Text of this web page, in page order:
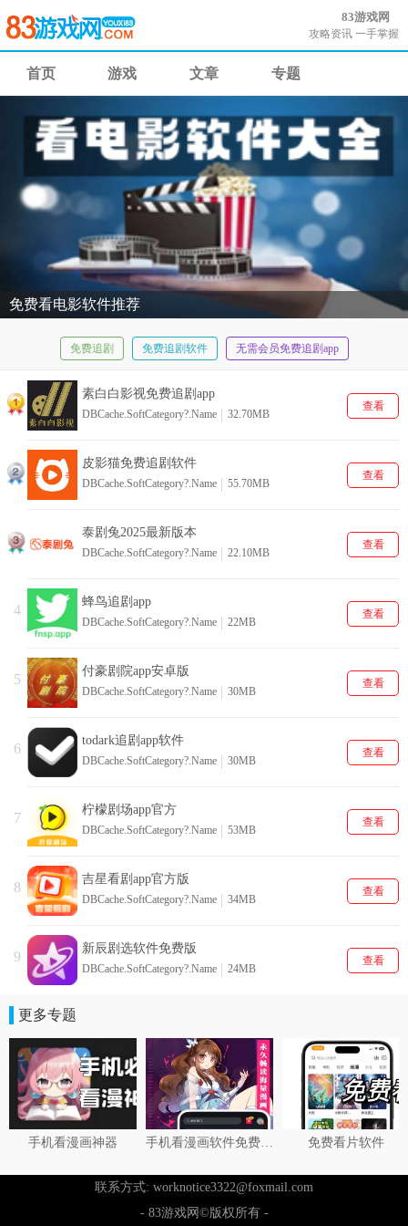
83游戏网
攻略资讯 一手掌握
首页 游戏 文章 专题
免费看电影软件推荐
免费追剧 免费追剧软件 无需会员免费追剧app
素白白影视免费追剧app
DBCache.SoftCategory?.Name 32.70MB
查看
皮影猫免费追剧软件
DBCache.SoftCategory?.Name 55.70MB
查看
泰剧兔2025最新版本
DBCache.SoftCategory?.Name 22.10MB
查看
4
蜂鸟追剧app
DBCache.SoftCategory?.Name 22MB
查看
5
付豪剧院app安卓版
DBCache.SoftCategory?.Name 30MB
查看
6
todark追剧app软件
DBCache.SoftCategory?.Name 30MB
查看
7
柠檬剧场app官方
DBCache.SoftCategory?.Name 53MB
查看
8
吉星看剧app官方版
DBCache.SoftCategory?.Name 34MB
查看
9
新辰剧选软件免费版
DBCache.SoftCategory?.Name 24MB
查看
更多专题
手机看漫画神器 免费看片软件
联系方式: worknotice3322@foxmail.com
- 83游戏网©版权所有 -